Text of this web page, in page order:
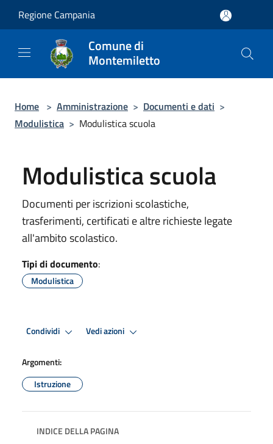
Regione Campania
Comune di
Montemiletto
Home > Amministrazione > Documenti e dati >
Modulistica > Modulistica scuola
Modulistica scuola
Documenti per iscrizioni scolastiche,
trasferimenti, certificati e altre richieste legate
all'ambito scolastico.
Tipi di documento:
Modulistica
Condividi Vedi azioni
Argomenti:
Istruzione
INDICE DELLA PAGINA